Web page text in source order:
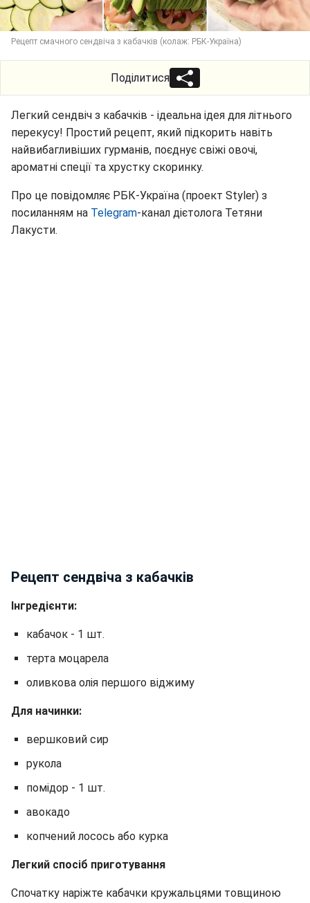
Рецепт смачного сендвіча з кабачків (колаж: РБК-Україна)
Поділитися
Легкий сендвіч з кабачків - ідеальна ідея для літнього
перекусу! Простий рецепт, який підкорить навіть
найвибагливіших гурманів, поєднує свіжі овочі,
ароматні спеції та хрустку скоринку.
Про це повідомляє РБК-Україна (проект Styler) з
посиланням на Telegram-канал дієтолога Тетяни
Лакусти.
Рецепт сендвіча з кабачків
Інгредієнти:
кабачок - 1 шт.
терта моцарела
оливкова олія першого віджиму
Для начинки:
вершковий сир
рукола
помідор - 1 шт.
авокадо
копчений лосось або курка
Легкий спосіб приготування
Спочатку наріжте кабачки кружальцями товщиною